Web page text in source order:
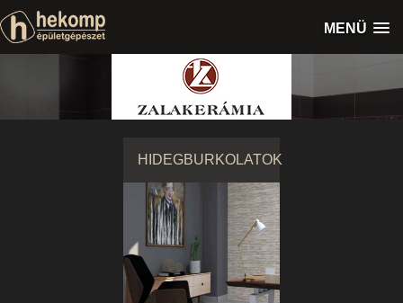
MENÜ
HIDEGBURKOLATOK